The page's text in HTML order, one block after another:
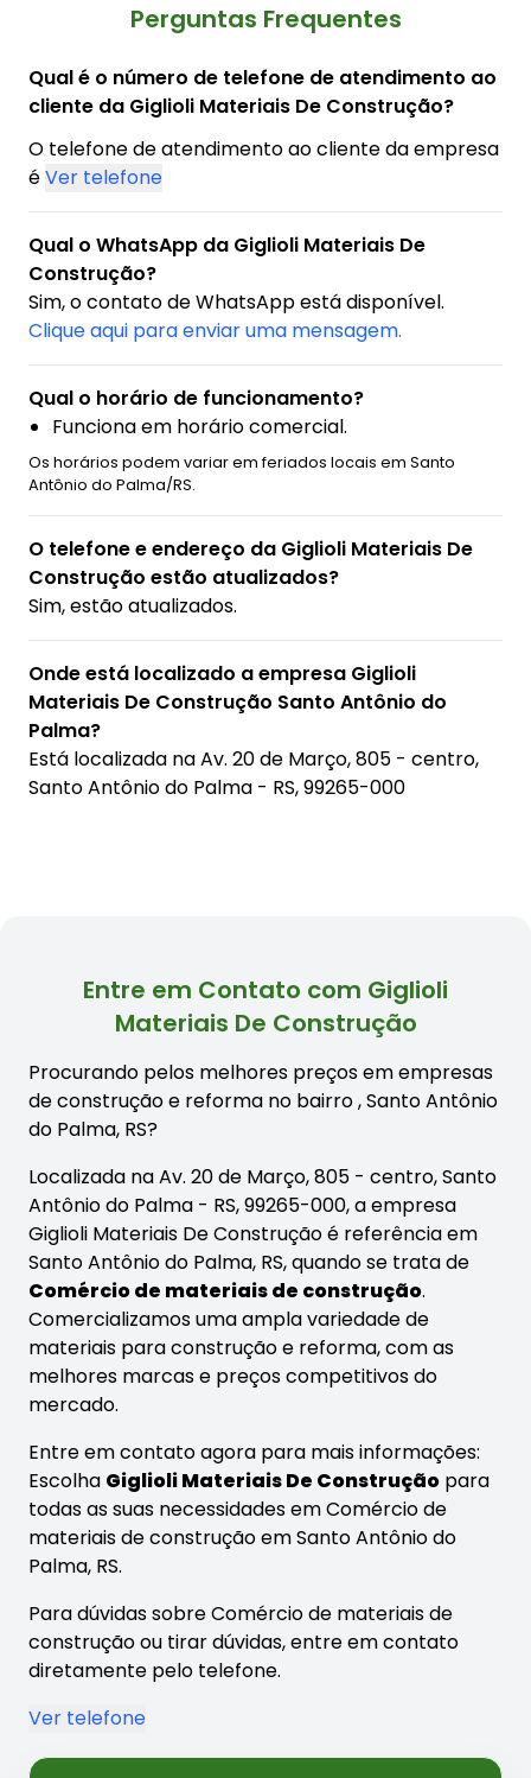
Perguntas Frequentes
Qual é o número de telefone de atendimento ao
cliente da Giglioli Materiais De Construção?
O telefone de atendimento ao cliente da empresa
éVer telefone
Qual o WhatsApp da Giglioli Materiais De
Construção?
Sim, o contato de WhatsApp está disponível.
Clique aqui para enviar uma mensagem.
Qual o horário de funcionamento?
Funciona em horário comercial.
Os horários podem variar em feriados locais em Santo
Antônio do Palma/RS.
O telefone e endereço da Giglioli Materiais De
Construção estão atualizados?
Sim, estão atualizados.
Onde está localizado a empresa Giglioli
Materiais De Construção Santo Antônio do
Palma?
Está localizada naAv. 20 de Março, 805 - centro,
Santo Antônio do Palma - RS, 99265-000
Entre em Contato com Giglioli
Materiais De Construção
Procurando pelos melhores preços em empresas
de construção e reforma no bairro, Santo Antônio
do Palma, RS?
Localizada na Av. 20 de Março, 805 - centro, Santo
Antônio do Palma - RS, 99265-000, a empresa
Giglioli Materiais De Construção é referência em
Santo Antônio do Palma, RS, quando se trata de
Comércio de materiais de construção.
Comercializamos uma ampla variedade de
materiais para construção e reforma, com as
melhores marcas e preços competitivos do
mercado.
Entre em contato agora para mais informações:
Escolha Giglioli Materiais De Construção para
todas as suas necessidades em Comércio de
materiais de construção em Santo Antônio do
Palma, RS.
Para dúvidas sobre Comércio de materiais de
construção ou tirar dúvidas, entre em contato
diretamente pelo telefone.
Ver telefone